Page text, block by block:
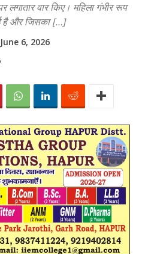
वार किए। महिला गंभीर रूप
है और जिसका […]
June 6, 2026